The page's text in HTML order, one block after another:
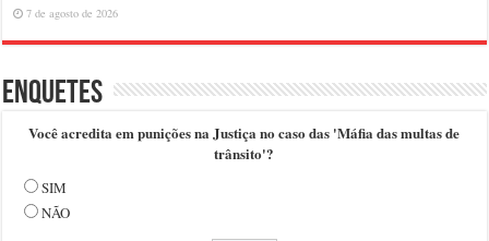
7 de agosto de 2026
Enquetes
Você acredita em punições na Justiça no caso das 'Máfia das multas de
trânsito'?
SIM
NÃO